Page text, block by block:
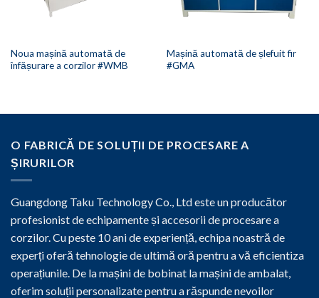
Noua mașină automată de
înfășurare a corzilor #WMB
Mașină automată de șlefuit fir
#GMA
O FABRICĂ DE SOLUȚII DE PROCESARE A
ȘIRURILOR
Guangdong Taku Technology Co., Ltd este un producător
profesionist de echipamente și accesorii de procesare a
corzilor. Cu peste 10 ani de experiență, echipa noastră de
experți oferă tehnologie de ultimă oră pentru a vă eficientiza
operațiunile. De la mașini de bobinat la mașini de ambalat,
oferim soluții personalizate pentru a răspunde nevoilor